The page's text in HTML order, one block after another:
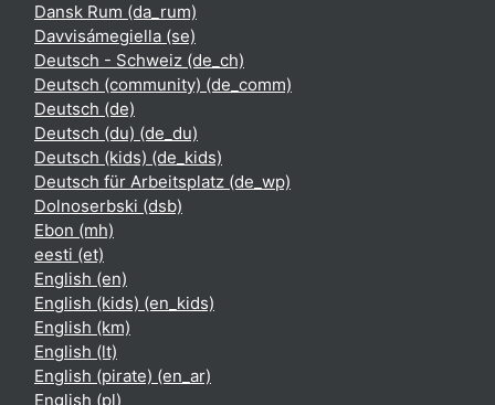
Dansk Rum ‎(da_rum)‎
Davvisámegiella ‎(se)‎
Deutsch - Schweiz ‎(de_ch)‎
Deutsch (community) ‎(de_comm)‎
Deutsch ‎(de)‎
Deutsch (du) ‎(de_du)‎
Deutsch (kids) ‎(de_kids)‎
Deutsch für Arbeitsplatz ‎(de_wp)‎
Dolnoserbski ‎(dsb)‎
Ebon ‎(mh)‎
eesti ‎(et)‎
English ‎(en)‎
English (kids) ‎(en_kids)‎
English ‎(km)‎
English ‎(lt)‎
English (pirate) ‎(en_ar)‎
English ‎(pl)‎